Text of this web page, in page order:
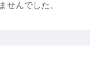
せんでした。